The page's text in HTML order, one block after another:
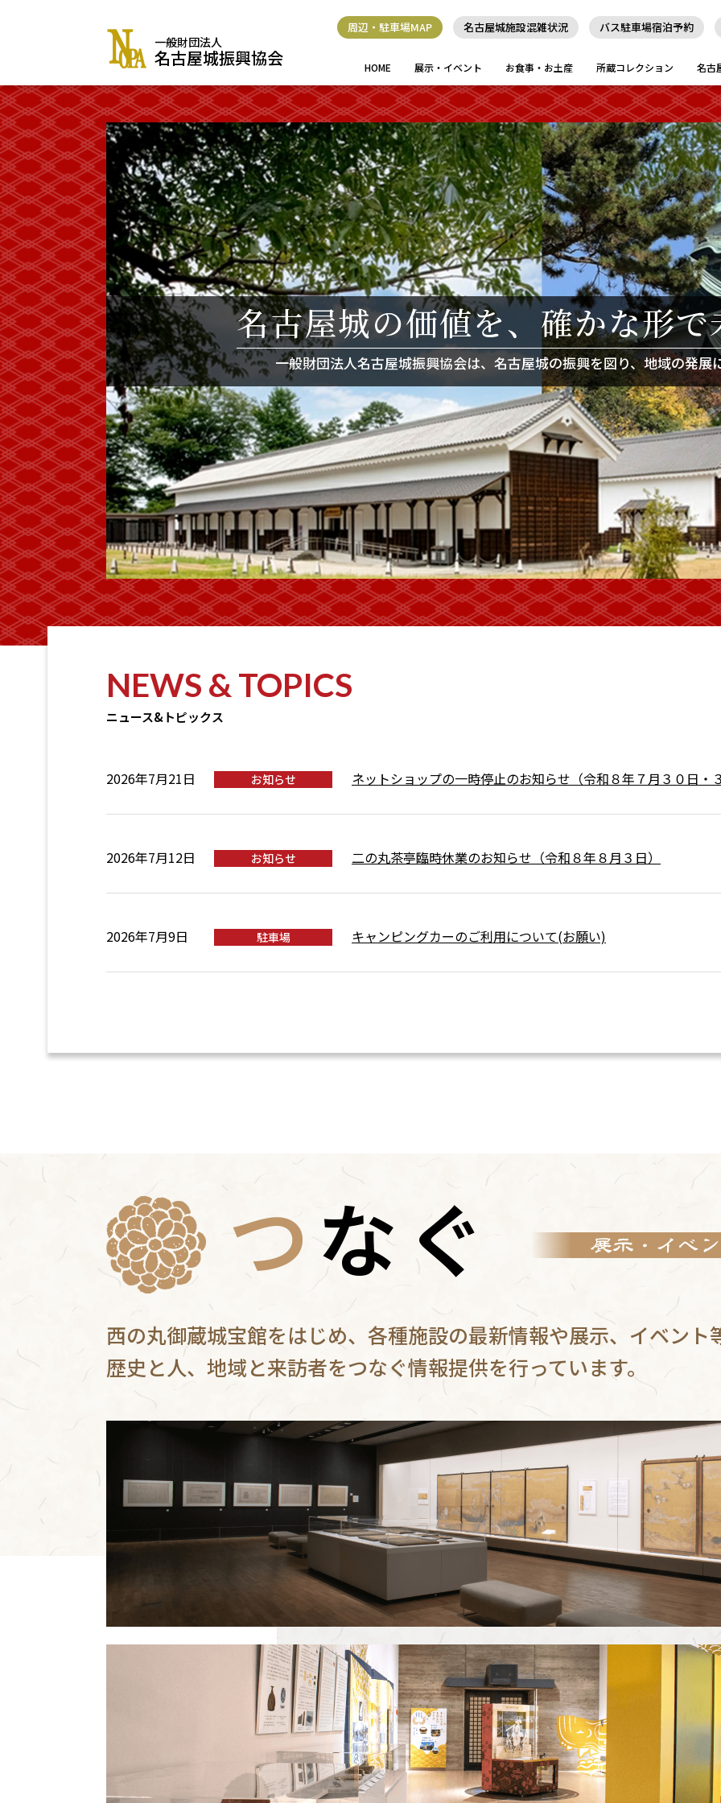
ツ
に
ス
キ
ッ
プ
一般財団法人
名古屋城振興協会
周辺・駐車場MAP 名古屋城施設混雑状況 バス駐車場宿泊予約
HOME 展示・イベント お食事・お土産 所蔵コレクション 名古
名古屋城の価値を、 確かな形
一般財団法人名古屋城振興協会は、名古屋城の振興を図り、地域の発展
NEWS & TOPICS
ニュース&トピックス
2026年7月21日 お知らせ ネットショップの一時停止のお知らせ（令和８年７月３０日・
2026年7月12日 お知らせ 二の丸茶亭臨時休業のお知らせ（令和８年８月３日）
2026年7月9日 駐車場 キャンピングカーのご利用について(お願い)
つなぐ 展示・イベ
西の丸御蔵城宝館をはじめ、各種施設の最新情報や展示、イベント
歴史と人、地域と来訪者をつなぐ情報提供を行っています。